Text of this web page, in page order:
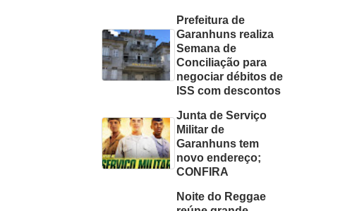
Prefeitura de
Garanhuns realiza
Semana de
Conciliação para
negociar débitos de
ISS com descontos
Junta de Serviço
Militar de
Garanhuns tem
novo endereço;
CONFIRA
Noite do Reggae